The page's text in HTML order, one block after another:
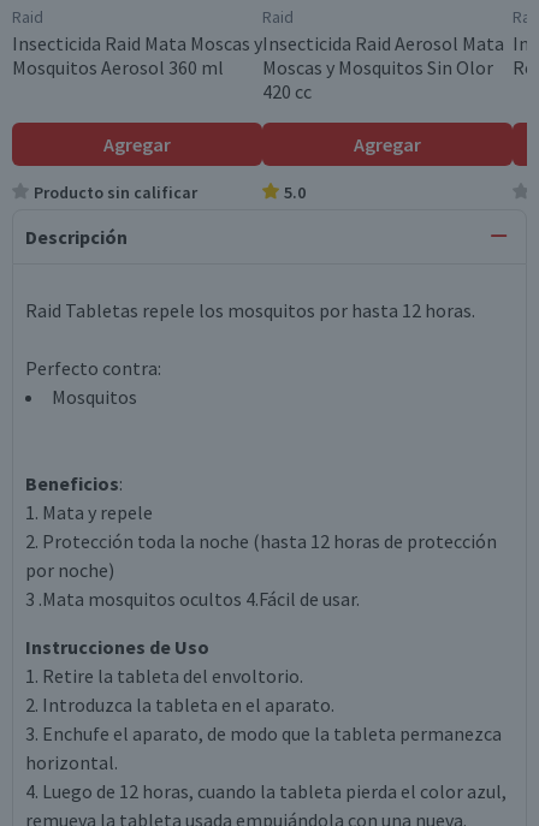
Raid
Insecticida Raid Mata Moscas y
Mosquitos Aerosol 360 ml
Agregar
Producto sin calificar
Raid
Insecticida Raid Aerosol Mata
Moscas y Mosquitos Sin Olor
420 cc
Agregar
5.0
Descripción
Raid Tabletas repele los mosquitos por hasta 12 horas.
Perfecto contra:
Mosquitos
Beneficios:
1. Mata y repele
2. Protección toda la noche (hasta 12 horas de protección
por noche)
3 .Mata mosquitos ocultos 4.Fácil de usar.
Instrucciones de Uso
1. Retire la tableta del envoltorio.
2. Introduzca la tableta en el aparato.
3. Enchufe el aparato, de modo que la tableta permanezca
horizontal.
4. Luego de 12 horas, cuando la tableta pierda el color azul,
remueva la tableta usada empujándola con una nueva.